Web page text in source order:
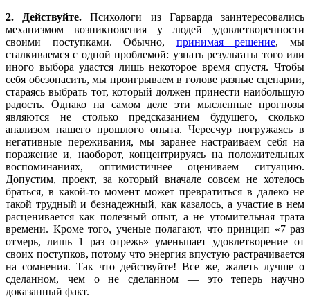
2. Действуйте. Психологи из Гарварда заинтересовались
механизмом возникновения у людей удовлетворенности
своими поступками. Обычно, принимая решение, мы
сталкиваемся с одной проблемой: узнать результаты того или
иного выбора удастся лишь некоторое время спустя. Чтобы
себя обезопасить, мы проигрываем в голове разные сценарии,
стараясь выбрать тот, который должен принести наибольшую
радость. Однако на самом деле эти мысленные прогнозы
являются не столько предсказанием будущего, сколько
анализом нашего прошлого опыта. Чересчур погружаясь в
негативные переживания, мы заранее настраиваем себя на
поражение и, наоборот, концентрируясь на положительных
воспоминаниях, оптимистичнее оцениваем ситуацию.
Допустим, проект, за который вначале совсем не хотелось
браться, в какой-то момент может превратиться в далеко не
такой трудный и безнадежный, как казалось, а участие в нем
расценивается как полезный опыт, а не утомительная трата
времени. Кроме того, ученые полагают, что принцип «7 раз
отмерь, лишь 1 раз отрежь» уменьшает удовлетворение от
своих поступков, потому что энергия впустую растрачивается
на сомнения. Так что действуйте! Все же, жалеть лучше о
сделанном, чем о не сделанном — это теперь научно
доказанный факт.